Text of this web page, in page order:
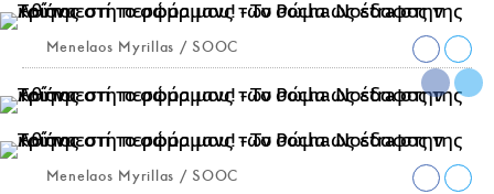
Menelaos Myrillas / SOOC
Menelaos Myrillas / SOOC